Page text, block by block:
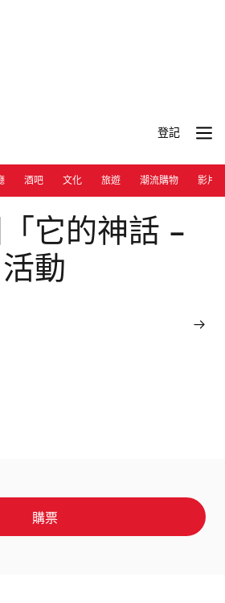
登記
酒吧 文化 旅遊 潮流購物 影片
它的神話 –
動
購票